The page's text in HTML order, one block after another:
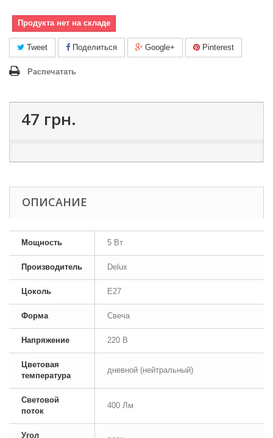
Продукта нет на складе
Tweet Поделиться Google+ Pinterest
Распечатать
47 грн.
ОПИСАНИЕ
Мощность 5 Вт
Производитель Delux
Цоколь E27
Форма Свеча
Напряжение 220 В
Цветовая
температура
дневной (нейтральный)
Световой
поток
400 Лм
Угол